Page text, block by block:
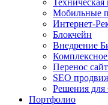
Мобильные
Интернет-
Блокчейн
Внедрение
Перенос
SEO
Решения
Портфолио